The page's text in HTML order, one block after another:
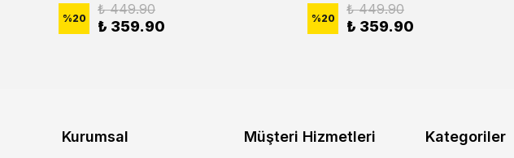
%20
₺ 449.90
₺ 359.90 %20
₺ 449.90
₺ 359.90
Kurumsal Müşteri Hizmetleri Kategoriler